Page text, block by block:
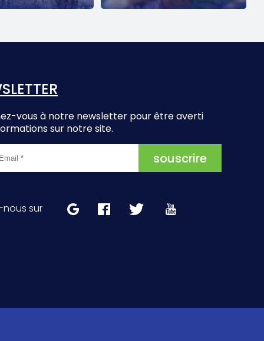
vous à notre newsletter pour être averti
sur notre site.
nous sur